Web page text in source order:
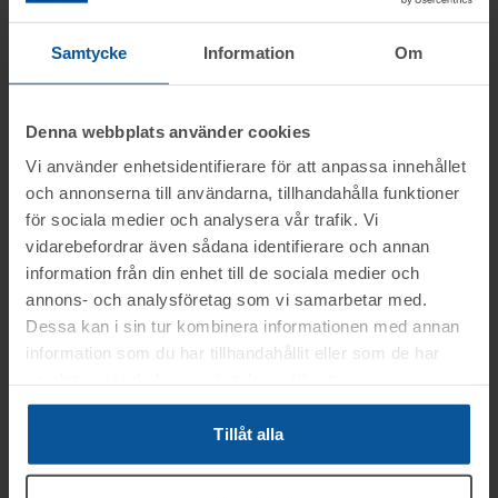
Samtycke Information Om
Denna webbplats använder cookies
Vi använder enhetsidentifierare för att anpassa innehållet
och annonserna till användarna, tillhandahålla funktioner
för sociala medier och analysera vår trafik. Vi
vidarebefordrar även sådana identifierare och annan
information från din enhet till de sociala medier och
annons- och analysföretag som vi samarbetar med.
Dessa kan i sin tur kombinera informationen med annan
information som du har tillhandahållit eller som de har
Tillåt alla
Slagavgift:
exkl. moms
Filer
Planritning (pdf)
Ritning_1
Ritning_2 (pdf)
Ritning_3 (pdf)